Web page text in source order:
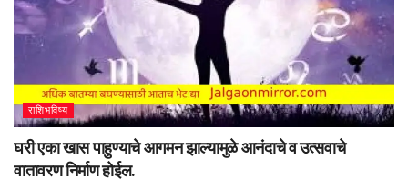
राशिभविष्य
घरी एका खास पाहुण्याचे आगमन झाल्यामुळे आनंदाचे व उत्सवाचे
वातावरण निर्माण होईल.